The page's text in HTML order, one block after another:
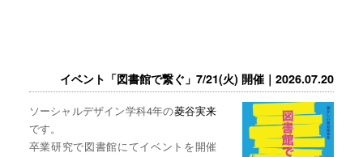
イベント「図書館で繋ぐ」7/21(火) 開催｜2026.07.20
ソーシャルデザイン学科4年の菱谷実来
です。
卒業研究で図書館にてイベントを開催